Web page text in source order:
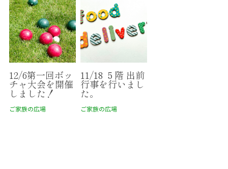
12/6第一回ボッ
チャ大会を開催
しました！
ご家族の広場
11/18 ５階 出前
行事を行いまし
た。
ご家族の広場